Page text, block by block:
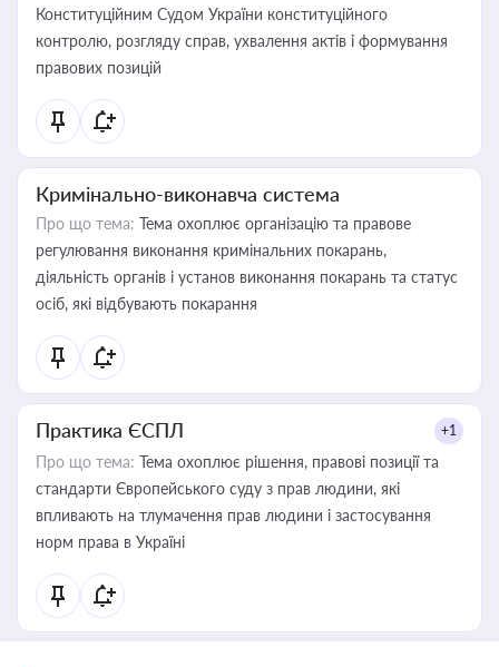
Конституційним Судом України конституційного
контролю, розгляду справ, ухвалення актів і формування
правових позицій
Кримінально-виконавча система
Про що тема: Тема охоплює організацію та правове
регулювання виконання кримінальних покарань,
діяльність органів і установ виконання покарань та статус
осіб, які відбувають покарання
Практика ЄСПЛ +1
Про що тема: Тема охоплює рішення, правові позиції та
стандарти Європейського суду з прав людини, які
впливають на тлумачення прав людини і застосування
норм права в Україні